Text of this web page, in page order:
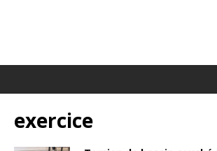
exercice